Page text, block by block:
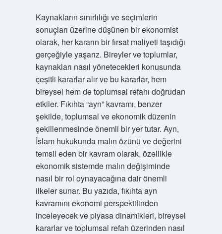
Kaynakların sınırlılığı ve seçimlerin
sonuçları üzerine düşünen bir ekonomist
olarak, her kararın bir fırsat maliyeti taşıdığı
gerçeğiyle yaşarız. Bireyler ve toplumlar,
kaynakları nasıl yönetecekleri konusunda
çeşitli kararlar alır ve bu kararlar, hem
bireysel hem de toplumsal refahı doğrudan
etkiler. Fıkıhta “ayn” kavramı, benzer
şekilde, toplumsal ve ekonomik düzenin
şekillenmesinde önemli bir yer tutar. Ayn,
İslam hukukunda malın özünü ve değerini
temsil eden bir kavram olarak, özellikle
ekonomik sistemde malın değişiminde
nasıl bir rol oynayacağına dair önemli
ilkeler sunar. Bu yazıda, fıkıhta ayn
kavramını ekonomi perspektifinden
inceleyecek ve piyasa dinamikleri, bireysel
kararlar ve toplumsal refah üzerinden nasıl